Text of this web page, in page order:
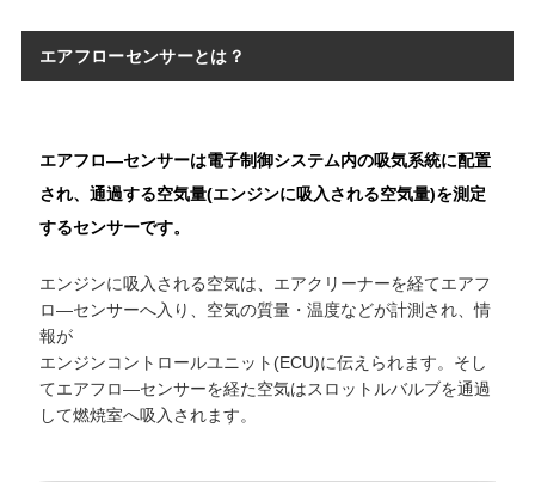
エアフローセンサーとは？
エアフロ―センサーは電子制御システム内の吸気系統に配置
され、通過する空気量(エンジンに吸入される空気量)を測定
するセンサーです。
エンジンに吸入される空気は、エアクリーナーを経てエアフ
ロ―センサーへ入り、空気の質量・温度などが計測され、情
報が
エンジンコントロールユニット(ECU)に伝えられます。そし
てエアフロ―センサーを経た空気はスロットルバルブを通過
して燃焼室へ吸入されます。